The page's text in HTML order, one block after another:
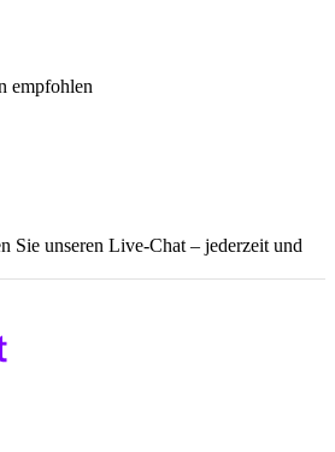
empfohlen
Sie unseren Live-Chat – jederzeit und